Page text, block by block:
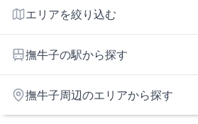
エリアを絞り込む
撫牛子の駅から探す
弘前
撫牛子周辺のエリアから探す